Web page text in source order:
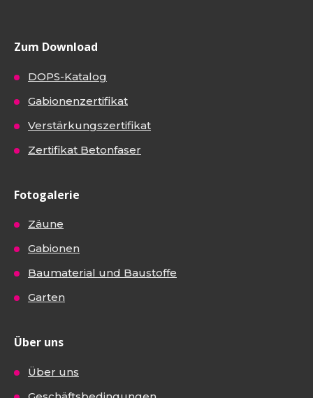
Zum Download
DOPS-Katalog
Gabionenzertifikat
Verstärkungszertifikat
Zertifikat Betonfaser
Fotogalerie
Zäune
Gabionen
Baumaterial und Baustoffe
Garten
Über uns
Über uns